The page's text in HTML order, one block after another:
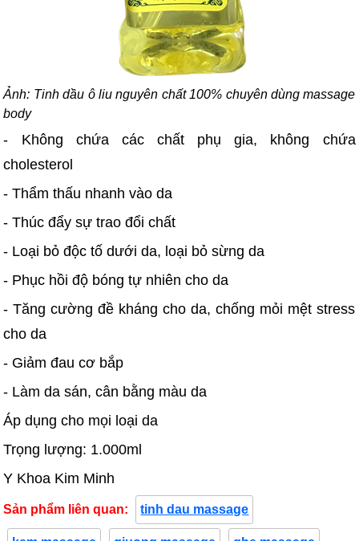
Ảnh: Tinh dầu ô liu nguyên chất 100% chuyên dùng massage
body
- Không chứa các chất phụ gia, không chứa
cholesterol
- Thẩm thấu nhanh vào da
- Thúc đẩy sự trao đổi chất
- Loại bỏ độc tố dưới da, loại bỏ sừng da
- Phục hồi độ bóng tự nhiên cho da
- Tăng cường đề kháng cho da, chống mỏi mệt stress
cho da
- Giảm đau cơ bắp
- Làm da sán, cân bằng màu da
Áp dụng cho mọi loại da
Trọng lượng: 1.000ml
Y Khoa Kim Minh
Sản phẩm liên quan: tinh dau massage